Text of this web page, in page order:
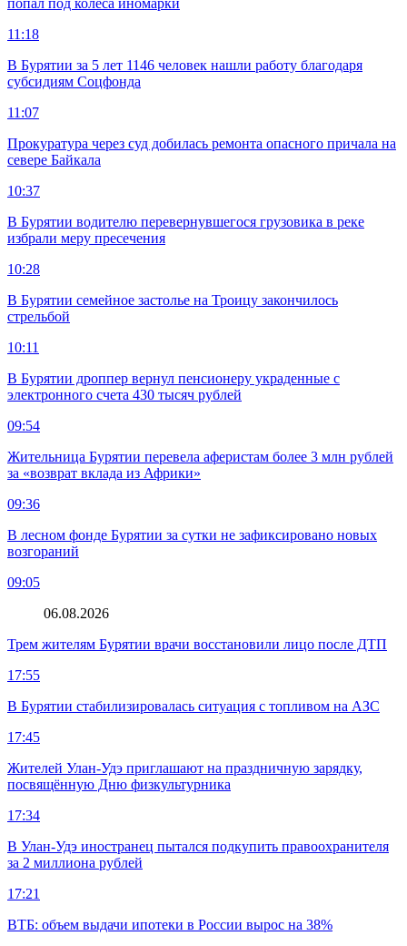
11:18
В Бурятии за 5 лет 1146 человек нашли работу благодаря
субсидиям Соцфонда
11:07
Прокуратура через суд добилась ремонта опасного причала на
севере Байкала
10:37
В Бурятии водителю перевернувшегося грузовика в реке
избрали меру пресечения
10:28
В Бурятии семейное застолье на Троицу закончилось
стрельбой
10:11
В Бурятии дроппер вернул пенсионеру украденные с
электронного счета 430 тысяч рублей
09:54
Жительница Бурятии перевела аферистам более 3 млн рублей
за «возврат вклада из Африки»
09:36
В лесном фонде Бурятии за сутки не зафиксировано новых
возгораний
09:05
06.08.2026
Трем жителям Бурятии врачи восстановили лицо после ДТП
17:55
В Бурятии стабилизировалась ситуация с топливом на АЗС
17:45
Жителей Улан-Удэ приглашают на праздничную зарядку,
посвящённую Дню физкультурника
17:34
В Улан-Удэ иностранец пытался подкупить правоохранителя
за 2 миллиона рублей
17:21
ВТБ: объем выдачи ипотеки в России вырос на 38%